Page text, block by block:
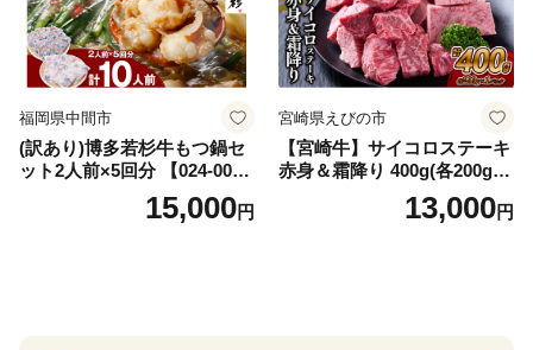
福岡県中間市
(訳あり)博多若杉牛もつ鍋セ
ット2人前×5回分 【024-002
15,000円
宮崎県えびの市
【宮崎牛】サイコロステーキ
赤身＆霜降り 400g(各200g×
１P 計2P) 真空パック 冷凍
13,000円